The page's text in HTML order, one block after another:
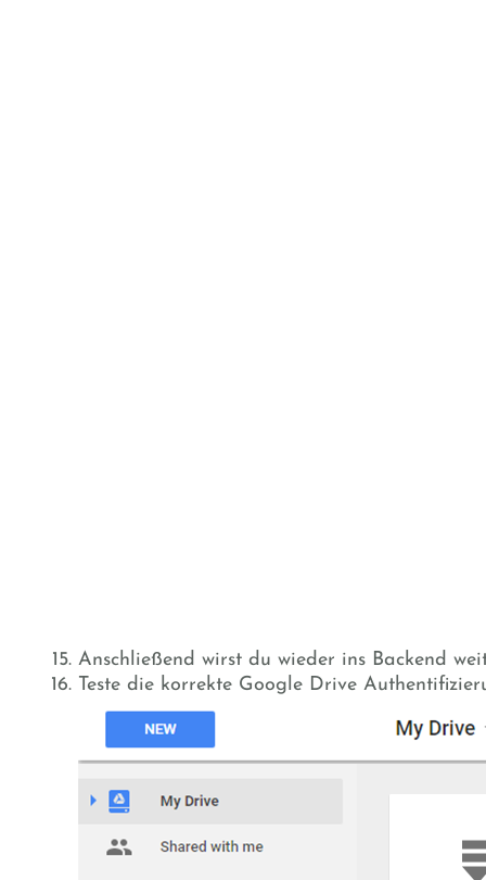
Anschließend wirst du wieder ins Backend
Teste die korrekte Google Drive